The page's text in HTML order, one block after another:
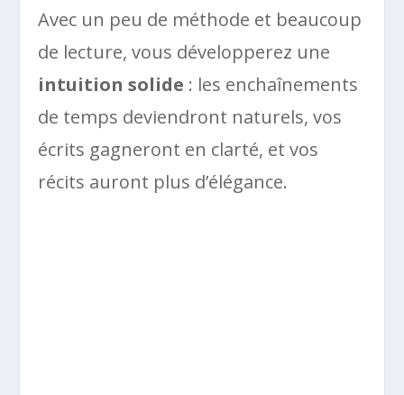
Avec un peu de méthode et beaucoup
de lecture, vous développerez une
intuition solide : les enchaînements
de temps deviendront naturels, vos
écrits gagneront en clarté, et vos
récits auront plus d’élégance.